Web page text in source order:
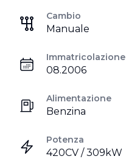
Cambio
Manuale
Immatricolazione
08.2006
Alimentazione
Benzina
Potenza
420CV / 309kW